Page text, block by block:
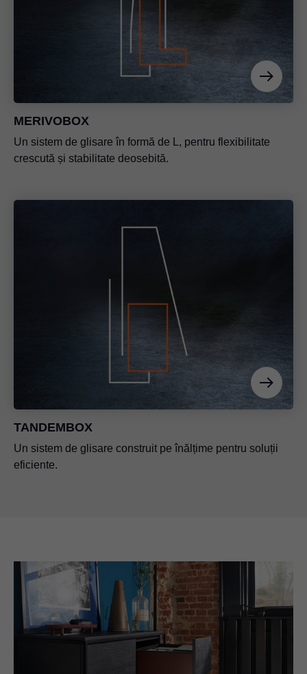
MERIVOBOX
Un sistem de glisare în formă de L, pentru flexibilitate
crescută și stabilitate deosebită.
TANDEMBOX
Un sistem de glisare construit pe înălțime pentru soluții
eficiente.